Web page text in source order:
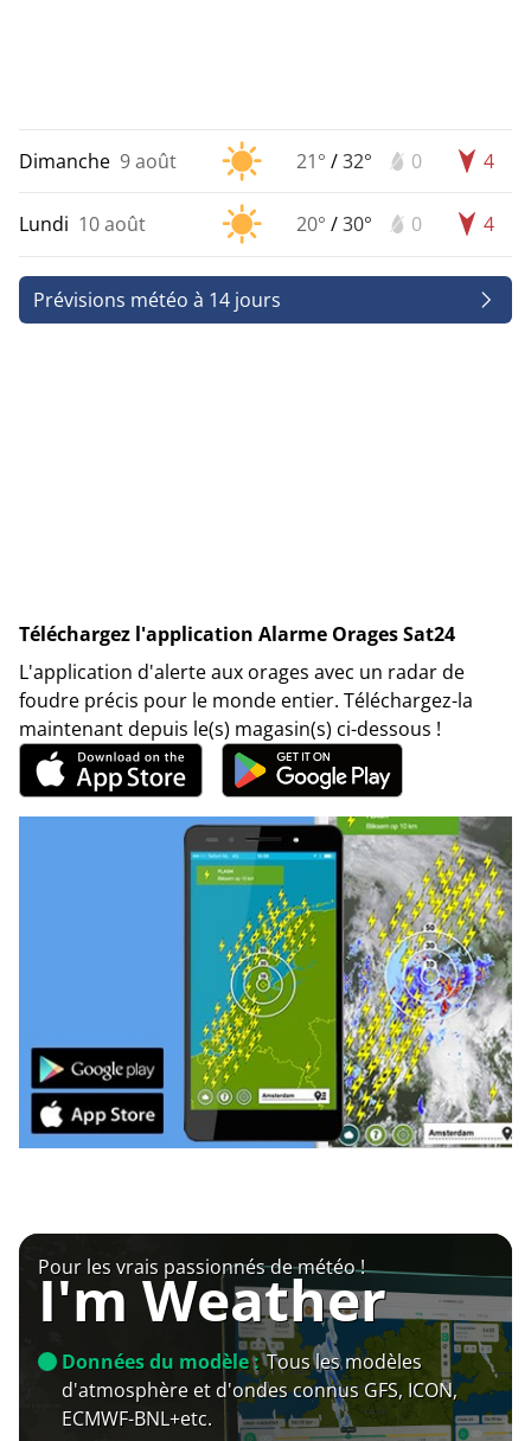
Dimanche 9 août 21° /32° 0 4
Lundi 10 août 20° /30° 0 4
Prévisions météo à 14 jours
Téléchargez l'application Alarme Orages Sat24
L'application d'alerte aux orages avec un radar de
foudre précis pour le monde entier. Téléchargez-la
maintenant depuis le(s) magasin(s) ci-dessous !
Pour les vrais passionnés de météo !
I'm Weather
Données du modèle : Tous les modèles
d'atmosphère et d'ondes connus GFS, ICON,
ECMWF-BNL+etc.